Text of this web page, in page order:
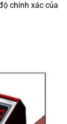
chính xác của